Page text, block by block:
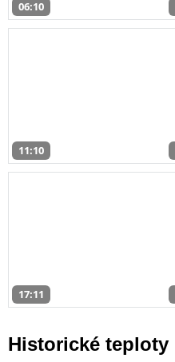
06:10
11:10
17:11
Historické teploty